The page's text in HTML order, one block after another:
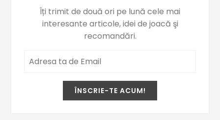
Îți trimit de două ori pe lună cele mai
interesante articole, idei de joacă şi
recomandări.